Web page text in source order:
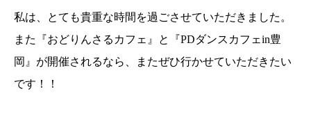
私は、とても貴重な時間を過ごさせていただきました。
また『おどりんさるカフェ』と『PDダンスカフェin豊
岡』が開催されるなら、またぜひ行かせていただきたい
です！！